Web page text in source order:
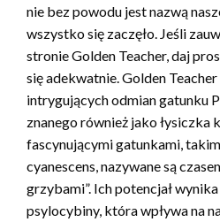
nie bez powodu jest nazwą
wszystko się zaczęło. Jeśli
stronie Golden Teacher, daj
się adekwatnie. Golden
intrygujących odmian gatunku
znanego również jako łysiczka
fascynującymi gatunkami,
cyanescens, nazywane są
grzybami”. Ich potencjał
psylocybiny, która wpływa na